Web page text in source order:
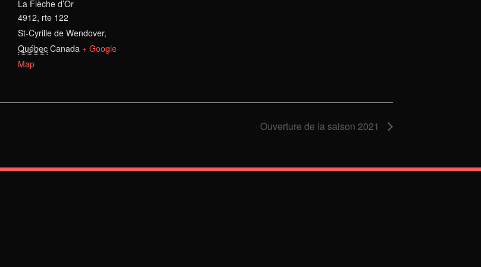
La Flèche d’Or
4912, rte 122
St-Cyrille de Wendover,
Québec Canada + Google
Map
Ouverture de la saison 2021